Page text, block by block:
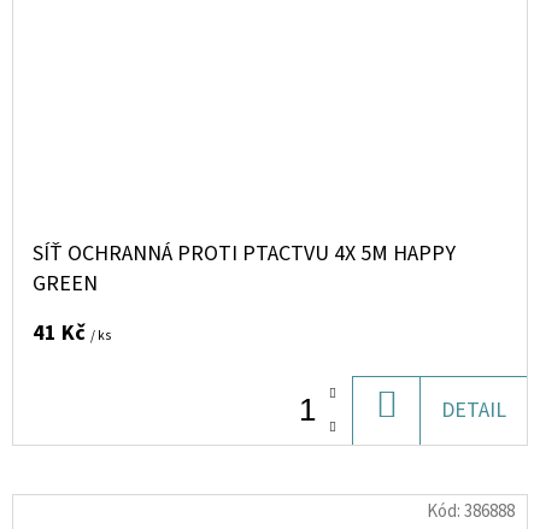
SÍŤ OCHRANNÁ PROTI PTACTVU 4X 5M HAPPY
GREEN
41 Kč / ks
KOŠÍKU
DETAIL
Kód:386888